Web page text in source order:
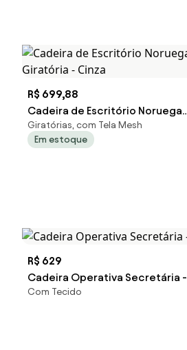
R$ 699,88
Cadeira de Escritório Noruega
Giratória - Cinza
Giratórias, com Tela Mesh
Em estoque
R$ 629
Cadeira Operativa Secretária -
Com Tecido